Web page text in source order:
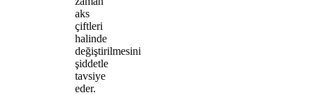
aks
çiftleri
halinde
değiştirilmesini
şiddetle
tavsiye
eder.